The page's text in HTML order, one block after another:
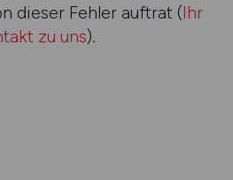
dieser Fehler auftrat (Ihr
zu uns).